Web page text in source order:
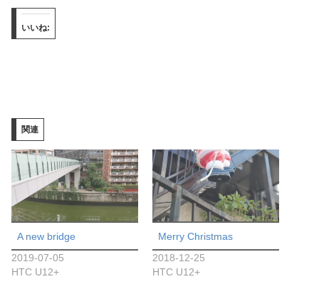
いいね:
関連
A new bridge
2019-07-05
HTC U12+
Merry Christmas
2018-12-25
HTC U12+